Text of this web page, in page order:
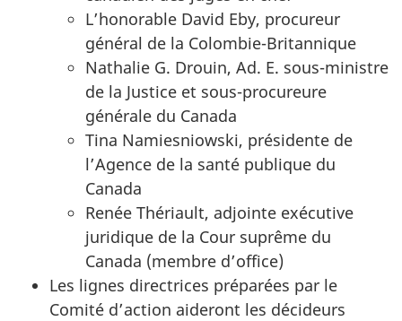
L’honorable David Eby, procureur
général de la Colombie-Britannique
Nathalie G. Drouin, Ad. E. sous-ministre
de la Justice et sous-procureure
générale du Canada
Tina Namiesniowski, présidente de
l’Agence de la santé publique du
Canada
Renée Thériault, adjointe exécutive
juridique de la Cour suprême du
Canada (membre d’office)
Les lignes directrices préparées par le
Comité d’action aideront les décideurs